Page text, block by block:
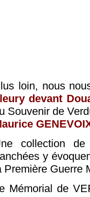
loin, nous
devant
Souvenir de
collection de
y
Première Guerre
Mémorial de